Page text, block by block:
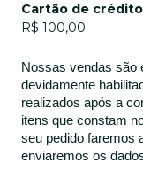
Cartão de crédito
R$ 100,00.
Nossas vendas são
devidamente
realizados após a
itens que constam
seu pedido faremos
enviaremos os